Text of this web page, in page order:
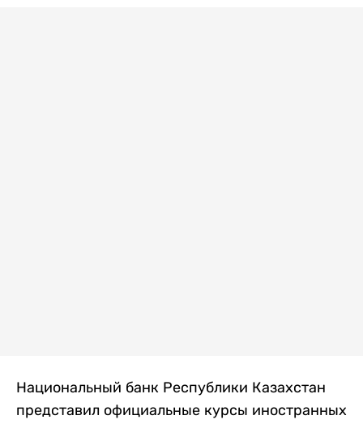
Национальный банк Республики Казахстан
представил официальные курсы иностранных